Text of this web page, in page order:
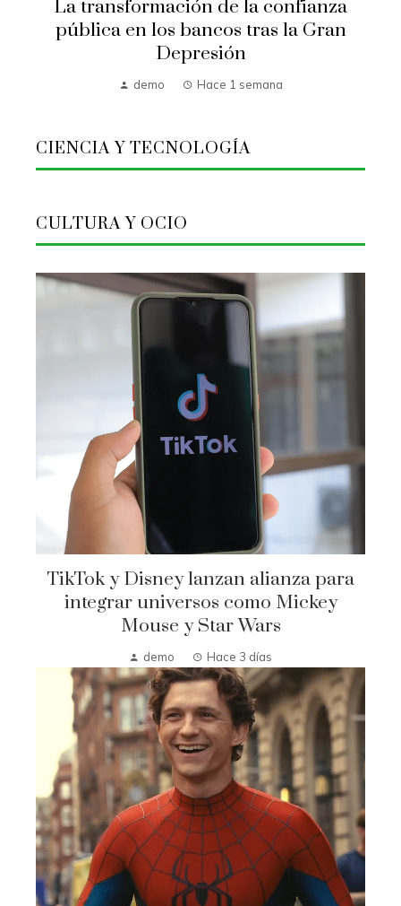
La transformación de la confianza
pública en los bancos tras la Gran
Depresión
demo Hace 1 semana
CIENCIA Y TECNOLOGÍA
CULTURA Y OCIO
TikTok y Disney lanzan alianza para
integrar universos como Mickey
Mouse y Star Wars
demo Hace 3 días